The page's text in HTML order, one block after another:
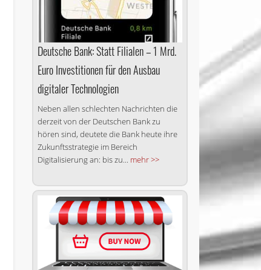
Deutsche Bank: Statt Filialen – 1 Mrd.
Euro Investitionen für den Ausbau
digitaler Technologien
Neben allen schlechten Nachrichten die
derzeit von der Deutschen Bank zu
hören sind, deutete die Bank heute ihre
Zukunftsstrategie im Bereich
Digitalisierung an: bis zu... mehr >>